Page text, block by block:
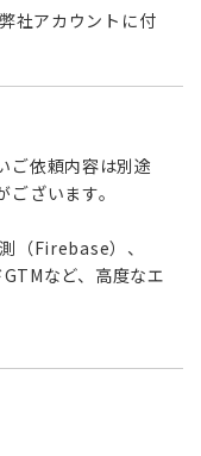
社アカウントに付
ご依頼内容は別途
ざいます。
（Firebase）、
など、高度なエ